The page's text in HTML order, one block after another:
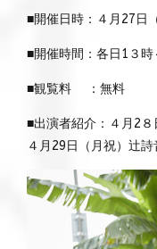
■開催日時：４月27日
■開催時間：各日1３時
■観覧料 ：無料
■出演者紹介：４月2
４月29日（月祝）辻